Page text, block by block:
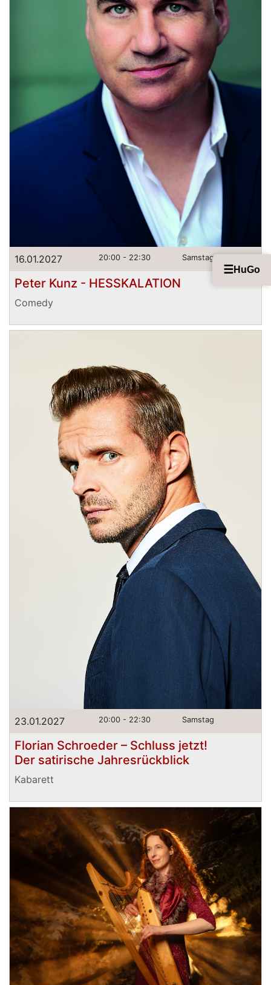
16.01.2027 20:00 - 22:30 Samstag
Peter Kunz - HESSKALATION
Comedy
23.01.2027 20:00 - 22:30 Samstag
Florian Schroeder – Schluss jetzt!
Der satirische Jahresrückblick
Kabarett
☰HuGo